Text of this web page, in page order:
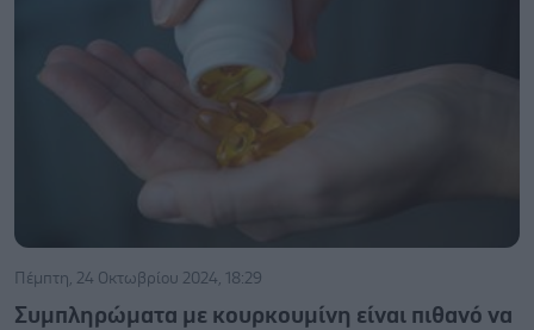
Πέμπτη, 24 Οκτωβρίου 2024, 18:29
Συμπληρώματα με κουρκουμίνη είναι πιθανό να